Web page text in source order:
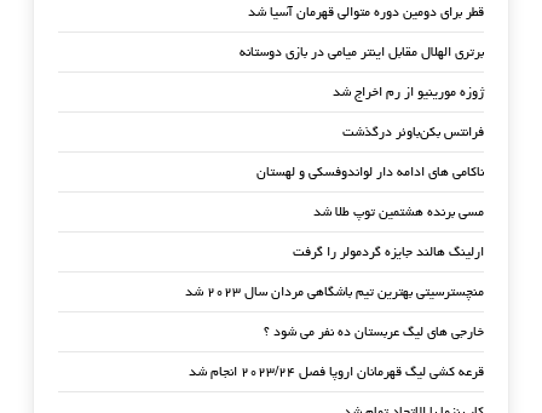
قطر برای دومین دوره متوالی قهرمان آسیا شد
برتری الهلال مقابل اینتر میامی در بازی دوستانه
ژوزه مورینیو از رم اخراج شد
فرانتس بکن‌باوئر درگذشت
ناکامی های ادامه دار لواندوفسکی و لهستان
مسی برنده هشتمین توپ طلا شد
ارلینگ هالند جایزه گردمولر را گرفت
منچسترسیتی بهترین تیم باشگاهی مردان سال ۲۰۲۳ شد
خارجی های لیگ عربستان ده نفر می شود ؟
قرعه کشی لیگ قهرمانان اروپا فصل ۲۰۲۳/۲۴ انجام شد